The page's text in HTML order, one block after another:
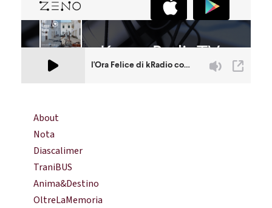
About
Nota
Diascalimer
TraniBUS
Anima&Destino
OltreLaMemoria